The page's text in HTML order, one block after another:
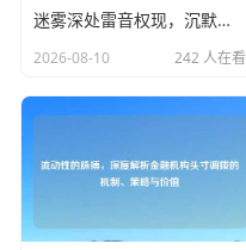
迷雾深处雷音权现，沉默之下的终极解密
2026-08-10 242 人在看